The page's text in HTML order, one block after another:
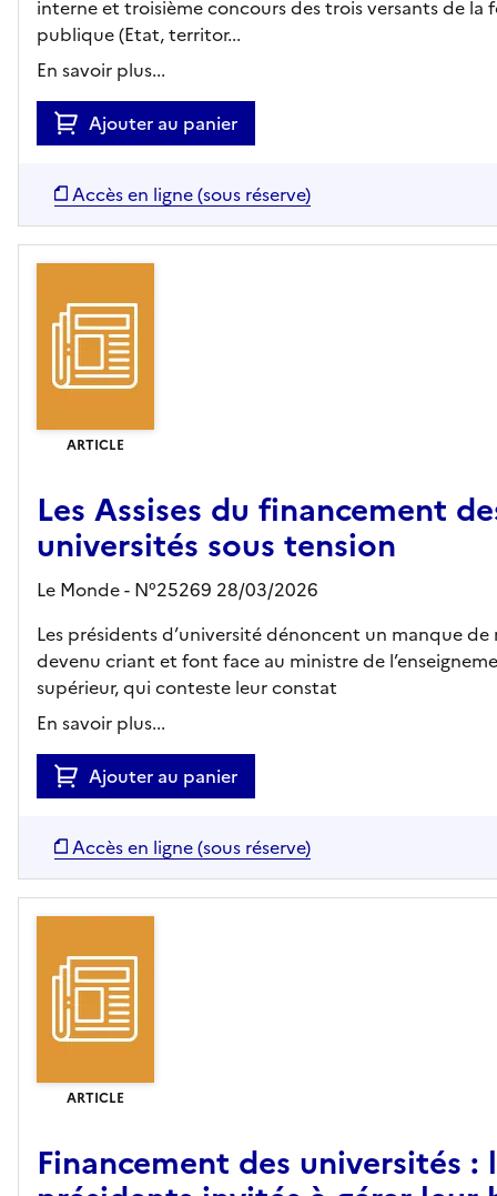
interne et troisième concours des trois versants de la
publique (Etat, territor...
En savoir plus...
Ajouter au panier
Accès en ligne (sous réserve)
ARTICLE
Les Assises du financement
universités sous tension
Le Monde - N°25269 28/03/2026
Les présidents d’université dénoncent un manque de
devenu criant et font face au ministre de
supérieur, qui conteste leur constat
En savoir plus...
Ajouter au panier
Accès en ligne (sous réserve)
ARTICLE
Financement des universités :